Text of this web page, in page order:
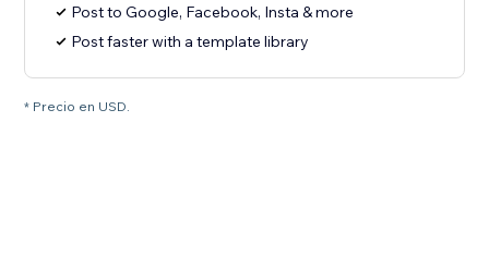
Post to Google, Facebook, Insta & more
Post faster with a template library
* Precio en USD.